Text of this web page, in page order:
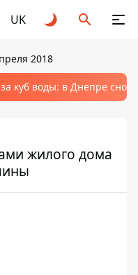
UK
2018
куб воды: в Днепре
жилого дома